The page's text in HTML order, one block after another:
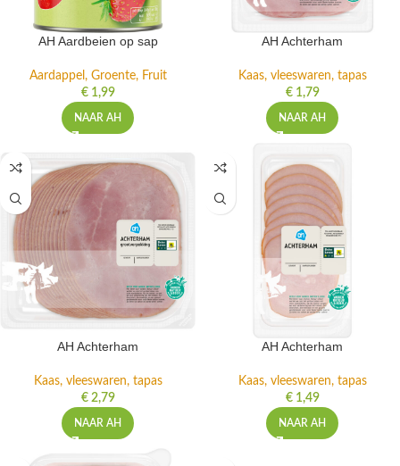
AH Aardbeien op sap
Aardappel, Groente, Fruit
€1,99
NAAR AH
AH Achterham
Kaas, vleeswaren, tapas
€1,79
NAAR AH
AH Achterham
Kaas, vleeswaren, tapas
€2,79
NAAR AH
AH Achterham
Kaas, vleeswaren, tapas
€1,49
NAAR AH